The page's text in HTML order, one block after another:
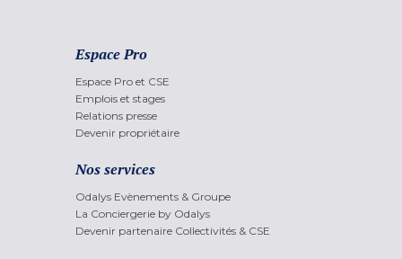
Espace Pro
Espace Pro et CSE
Emplois et stages
Relations presse
Devenir propriétaire
Nos services
Odalys Evènements & Groupe
La Conciergerie by Odalys
Devenir partenaire Collectivités & CSE